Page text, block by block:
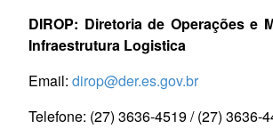
DIROP: Diretoria de Operações e
Infraestrutura Logistica
Email: dirop@der.es.gov.br
Telefone: (27) 3636-4519 / (27) 3636-